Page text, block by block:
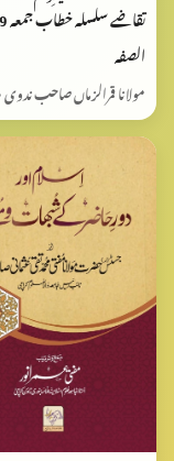
الصفہ
مولانا قمرالزماں صاحب